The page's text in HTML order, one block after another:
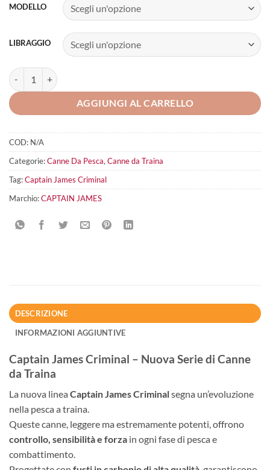
MODELLO
LIBRAGGIO
Captain James Criminal quantità
AGGIUNGI AL CARRELLO
COD: N/A
Categorie:Canne Da Pesca, Canne da Traina
Tag:Captain James Criminal
Marchio:CAPTAIN JAMES
DESCRIZIONE
INFORMAZIONI AGGIUNTIVE
Captain James Criminal – Nuova Serie di Canne
da Traina
La nuova linea Captain James Criminalsegna un’evoluzione
nella pesca a traina.
Queste canne, leggere ma estremamente potenti, offrono
controllo, sensibilità e forza in ogni fase di pesca e
combattimento.